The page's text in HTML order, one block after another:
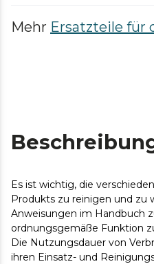
Mehr Ersatzteile für
Es ist wichtig, die
Produkts zu reinigen und zu
Anweisungen im Handbuch
ordnungsgemäße Funktion
Die Nutzungsdauer von
ihren Einsatz- und